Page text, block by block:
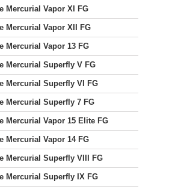
Mercurial Vapor XI FG
Mercurial Vapor XII FG
Mercurial Vapor 13 FG
Mercurial Superfly V FG
Mercurial Superfly VI FG
Mercurial Superfly 7 FG
Mercurial Vapor 15 Elite FG
Mercurial Vapor 14 FG
Mercurial Superfly VIII FG
Mercurial Superfly IX FG